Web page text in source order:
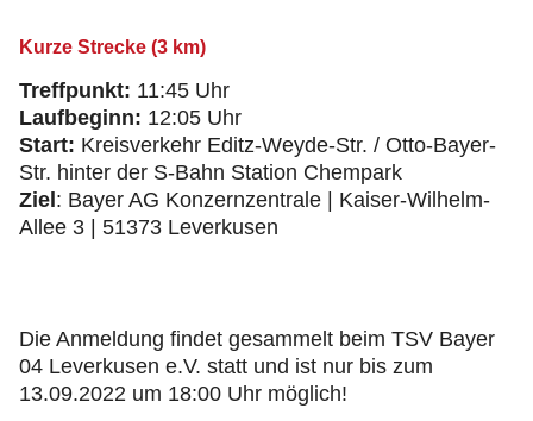
Kurze Strecke (3 km)
Treffpunkt: 11:45 Uhr
Laufbeginn: 12:05 Uhr
Start: Kreisverkehr Editz-Weyde-Str. / Otto-Bayer-
Str. hinter der S-Bahn Station Chempark
Ziel : Bayer AG Konzernzentrale | Kaiser-Wilhelm-
Allee 3 | 51373 Leverkusen
Die Anmeldung findet gesammelt beim TSV Bayer
04 Leverkusen e.V. statt und ist nur bis zum
13.09.2022 um 18:00 Uhr möglich!